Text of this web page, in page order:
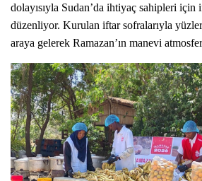
dolayısıyla Sudan’da ihtiyaç sahipleri için
düzenliyor. Kurulan iftar sofralarıyla
araya gelerek Ramazan’ın manevi